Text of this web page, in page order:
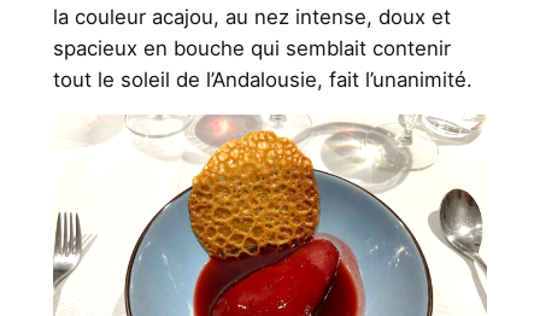
la couleur acajou, au nez intense, doux et
spacieux en bouche qui semblait contenir
tout le soleil de l’Andalousie, fait l’unanimité.